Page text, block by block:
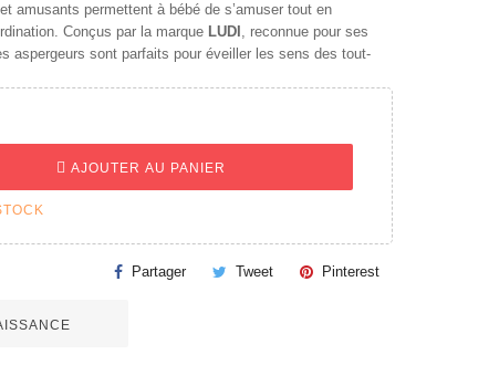
amusants permettent à bébé de s’amuser tout en
Conçus par la marque LUDI , reconnue pour ses
aspergeurs sont parfaits pour éveiller les sens des tout-
AJOUTER AU PANIER
Partager Tweet Pinterest